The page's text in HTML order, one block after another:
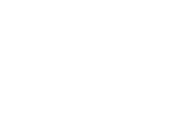
x US$ 3,45